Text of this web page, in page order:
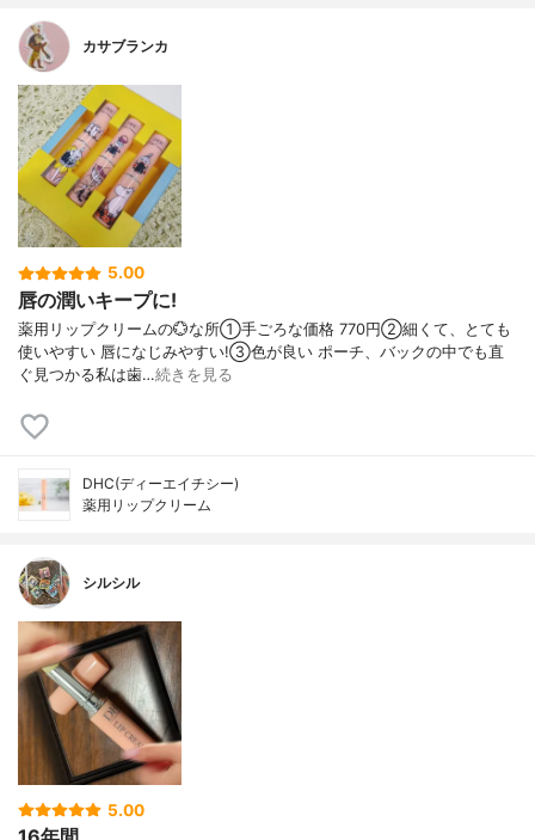
カサブランカ
5.00
唇の潤いキープに!
薬用リップクリームの💮な所①手ごろな価格 770円②細くて、とても
使いやすい 唇になじみやすい!③色が良い ポーチ、バックの中でも直
ぐ見つかる私は歯…続きを見る
DHC(ディーエイチシー)
薬用リップクリーム
シルシル
5.00